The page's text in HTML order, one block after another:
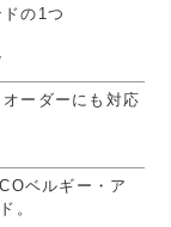
の1つ
ーダーにも対応
ベルギー・ア
。